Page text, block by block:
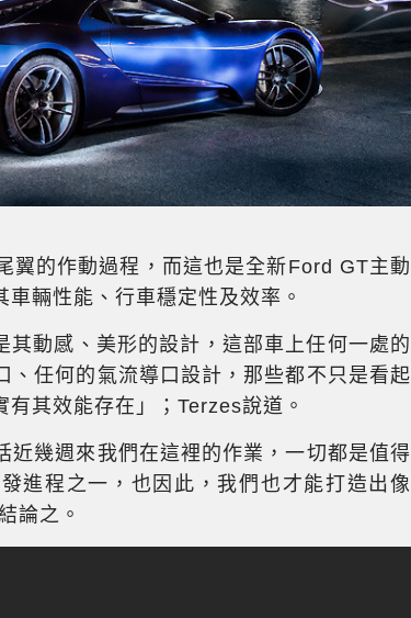
的作動過程，而這也是全新Ford GT主動
輛性能、行車穩定性及效率。
其動感、美形的設計，這部車上任何一處的
、任何的氣流導口設計，那些都不只是看起
其效能存在」；Terzes說道。
近幾週來我們在這裡的作業，一切都是值得
進程之一，也因此，我們也才能打造出像
論之。